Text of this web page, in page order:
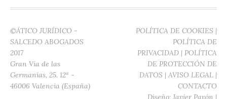
©ÁTICO JURÍDICO -
SALCEDO ABOGADOS
2017
Gran Vía de las
Germanías, 25. 12ª -
46006 Valencia (España)
POLÍTICA DE COOKIES |
POLÍTICA DE
PRIVACIDAD | POLÍTICA
DE PROTECCIÓN DE
DATOS | AVISO LEGAL |
CONTACTO
Diseño: Javier Pavón |